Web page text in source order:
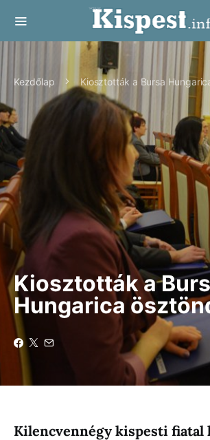
Kezdőlap Kiosztották a Bursa
Kiosztották a
Hungarica
Kilencvennégy kispesti fiatal